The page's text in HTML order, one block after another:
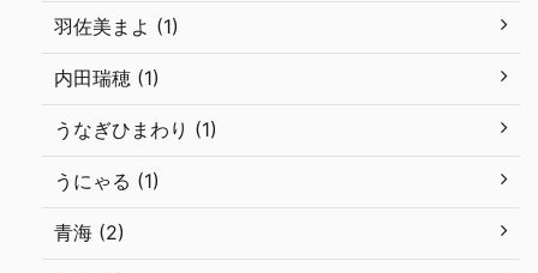
羽佐美まよ (1)
内田瑞穂 (1)
うなぎひまわり (1)
うにゃる (1)
青海 (2)